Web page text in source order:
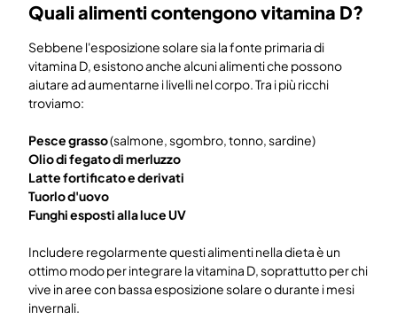
Quali alimenti contengono vitamina D?
Sebbene l'esposizione solare sia la fonte primaria di
vitamina D, esistono anche alcuni alimenti che possono
aiutare ad aumentarne i livelli nel corpo. Tra i più ricchi
troviamo:
Pesce grasso(salmone, sgombro, tonno, sardine)
Olio di fegato di merluzzo
Latte fortificato e derivati
Tuorlo d'uovo
Funghi esposti alla luce UV
Includere regolarmente questi alimenti nella dieta è un
ottimo modo per integrare la vitamina D, soprattutto per chi
vive in aree con bassa esposizione solare o durante i mesi
invernali.